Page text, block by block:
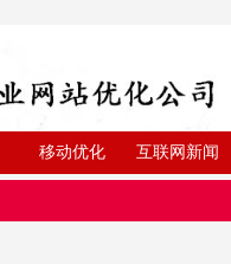
移动优化 互联网新闻